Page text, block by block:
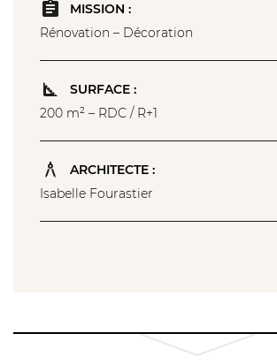
MISSION :
Rénovation – Décoration
SURFACE :
200 m² – RDC / R+1
ARCHITECTE :
Isabelle Fourastier